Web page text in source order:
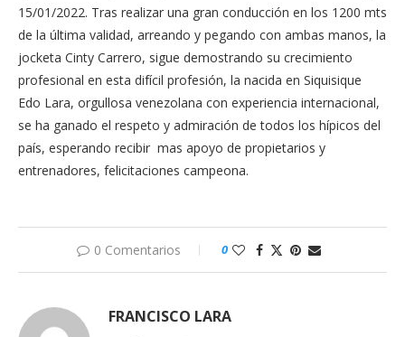
15/01/2022. Tras realizar una gran conducción en los 1200 mts
de la última validad, arreando y pegando con ambas manos, la
jocketa Cinty Carrero, sigue demostrando su crecimiento
profesional en esta difícil profesión, la nacida en Siquisique
Edo Lara, orgullosa venezolana con experiencia internacional,
se ha ganado el respeto y admiración de todos los hípicos del
país, esperando recibir mas apoyo de propietarios y
entrenadores, felicitaciones campeona.
0 Comentarios 0
FRANCISCO LARA